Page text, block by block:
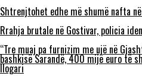
Shtrenjtohet edhe më shumë nafta
Rrahja brutale në Gostivar, policia
“Tre muaj pa furnizim me ujë në
bashkisë Sarandë, 400 mijë euro të
llogari